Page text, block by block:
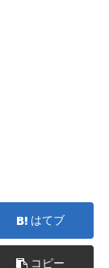
はてブ
コピー